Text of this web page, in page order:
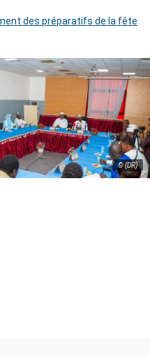
des préparatifs de la fête
© (DR)